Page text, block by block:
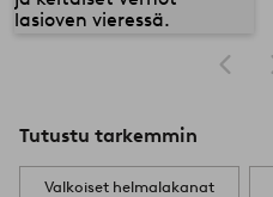
Tutustu tarkemmin
Valkoiset helmalakanat